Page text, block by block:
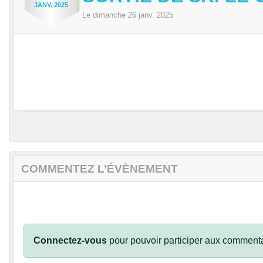
JANV. 2025
Le dimanche 26 janv. 2025
COMMENTEZ L’ÉVÈNEMENT
Connectez-vous pour pouvoir participer aux